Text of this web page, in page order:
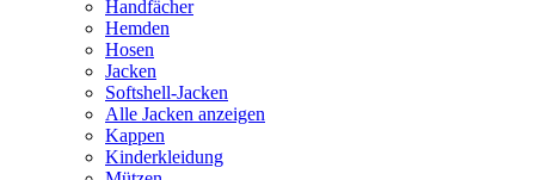
Handfächer
Hemden
Hosen
Jacken
Softshell-Jacken
Alle Jacken anzeigen
Kappen
Kinderkleidung